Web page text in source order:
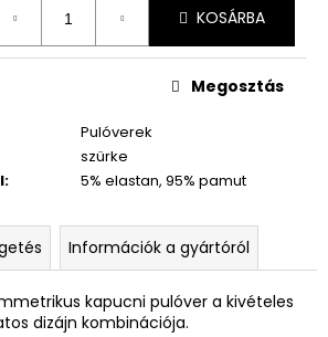
KOSÁRBA
Pulóverek
szürke
: 5% elastan, 95% pamut
Megosztás
Információk a gyártóról
kapucni pulóver a kivételes
dizájn kombinációja.